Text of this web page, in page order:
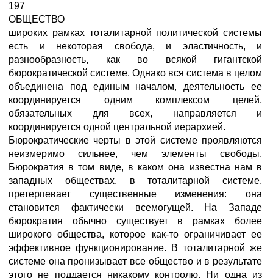
197
ОБЩЕСТВО
широких рамках тоталитарной политической системы
есть и некоторая свобода, и эластичность, и
разнообразность, как во всякой гигантской
бюрократической системе. Однако вся система в целом
объединена под единым началом, деятельность ее
координируется одним комплексом целей,
обязательных для всех, направляется и
координируется одной центральной иерархией.
Бюрократические черты в этой системе проявляются
неизмеримо сильнее, чем элементы свободы.
Бюрократия в том виде, в каком она известна нам в
западных обществах, в тоталитарной системе,
претерпевает существенные изменения: она
становится фактически всемогущей. На Западе
бюрократия обычно существует в рамках более
широкого общества, которое как-то ограничивает ее
эффективное функционирование. В тоталитарной же
системе она пронизывает все общество и в результате
этого не поддается никакому контролю. Ни одна из